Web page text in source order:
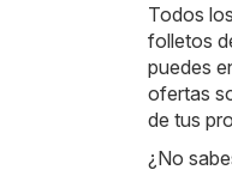
Todos
folletos
puedes
ofertas
de tus
¿No